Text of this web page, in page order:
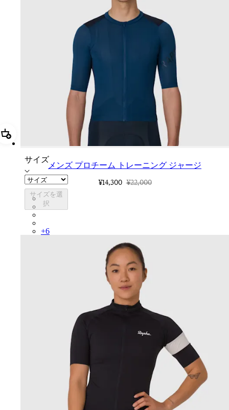
追加 メンズ プロチーム トレーニング ジャージ
サイズ
サイズを選
択
メンズ プロチーム トレーニング ジャージ
¥14,300 ¥22,000
BEY01XXTIC
BEY01XXAFR
+6